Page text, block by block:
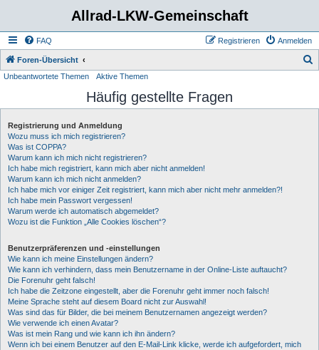
Allrad-LKW-Gemeinschaft
FAQ Anmelden
Registrieren
Foren-Übersicht
h
Unbeantwortete Themen Aktive Themen
Häufig gestellte Fragen
Registrierung und Anmeldung
Wozu muss ich mich registrieren?
Was ist COPPA?
Warum kann ich mich nicht registrieren?
Ich habe mich registriert, kann mich aber nicht anmelden!
Warum kann ich mich nicht anmelden?
Ich habe mich vor einiger Zeit registriert, kann mich aber nicht mehr anmelden?!
Ich habe mein Passwort vergessen!
Warum werde ich automatisch abgemeldet?
Wozu ist die Funktion „Alle Cookies löschen“?
Benutzerpräferenzen und -einstellungen
Wie kann ich meine Einstellungen ändern?
Wie kann ich verhindern, dass mein Benutzername in der Online-Liste auftaucht?
Die Forenuhr geht falsch!
Ich habe die Zeitzone eingestellt, aber die Forenuhr geht immer noch falsch!
Meine Sprache steht auf diesem Board nicht zur Auswahl!
Was sind das für Bilder, die bei meinem Benutzernamen angezeigt werden?
Wie verwende ich einen Avatar?
Was ist mein Rang und wie kann ich ihn ändern?
Wenn ich bei einem Benutzer auf den E-Mail-Link klicke, werde ich aufgefordert, mich